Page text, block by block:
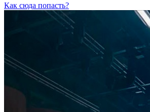
Как сюда попасть?